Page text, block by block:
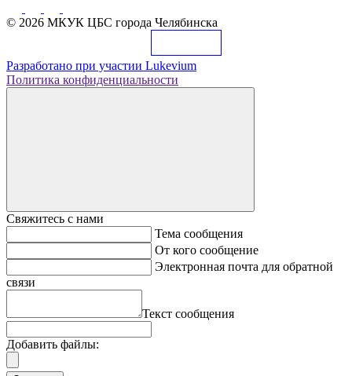
© 2026 МКУК ЦБС города Челябинска
Разработано при участии Lukevium
Политика конфиденциальности
Свяжитесь с нами
Тема сообщения
От кого сообщение
Электронная почта для обратной
связи
Текст сообщения
Добавить файлы: